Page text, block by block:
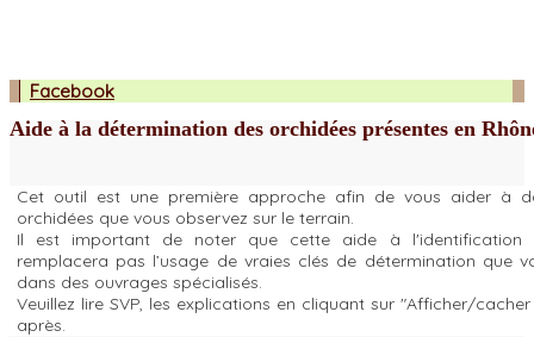
Facebook
Aide à la détermination des orchidées présentes en
Cet outil est une première approche afin de vous aider à
orchidées que vous observez sur le terrain.
Il est important de noter que cette aide à l'identification
remplacera pas l’usage de vraies clés de détermination que
dans des ouvrages spécialisés.
Veuillez lire SVP, les explications en cliquant sur "Afficher/
après.